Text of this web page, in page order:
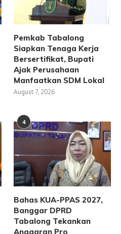
Pemkab Tabalong
Siapkan Tenaga Kerja
Bersertifikat, Bupati
Ajak Perusahaan
Manfaatkan SDM Lokal
August 7, 2026
4
Bahas KUA-PPAS 2027,
Banggar DPRD
Tabalong Tekankan
Anggaran Pro